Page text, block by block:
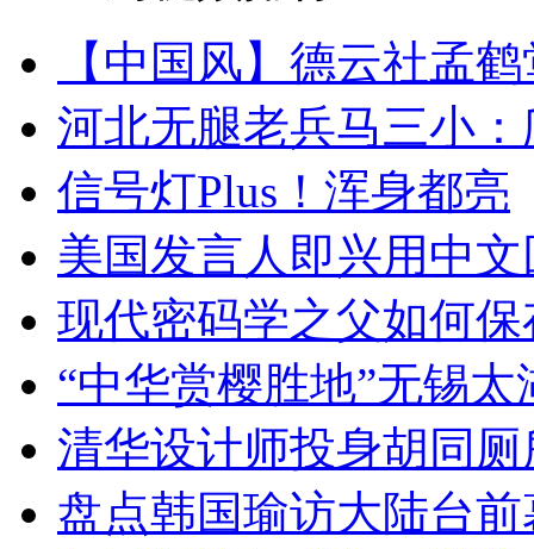
【中国风】德云社孟
河北无腿老兵马三小
信号灯Plus！浑身都亮
美国发言人即兴用中
现代密码学之父如何
“中华赏樱胜地”无锡
清华设计师投身胡同
盘点韩国瑜访大陆台